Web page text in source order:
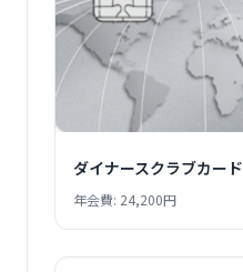
ダイナースクラブカード
年会費: 24,200円